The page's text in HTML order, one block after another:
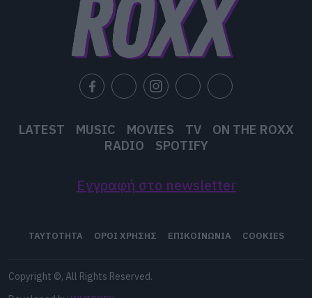
LATEST MUSIC MOVIES TV
ON THE ROXX
RADIO
SPOTIFY
Εγγραφή στο newsletter
ΤΑΥΤΟΤΗΤΑ ΟΡΟΙ ΧΡΗΣΗΣ ΕΠΙΚΟΙΝΩΝΙΑ COOKIES
Copyright ©, All Rights Reserved.